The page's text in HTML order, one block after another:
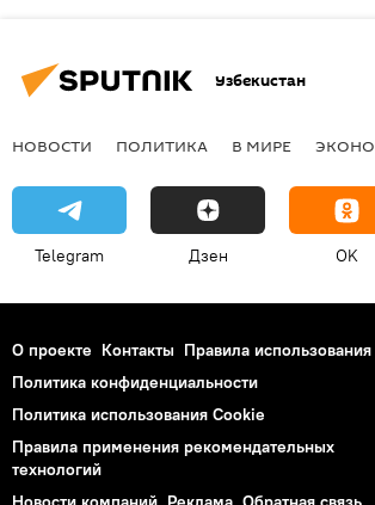
Узбекистан
НОВОСТИ ПОЛИТИКА В МИРЕ
Telegram Дзен OK
О проекте Контакты Правила использования
Политика конфиденциальности
Политика использования Cookie
Правила применения рекомендательных
технологий